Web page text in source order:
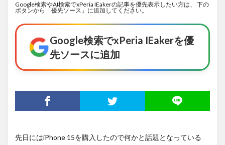
Google検索やAI検索でxPeria IEakerの記事を優先表示したい方は、 下の
ボタンから「優先ソース」に追加してください。
Google検索でxPeria IEakerを優
先ソースに追加
先日にはiPhone 15を購入したので何かと話題となっている